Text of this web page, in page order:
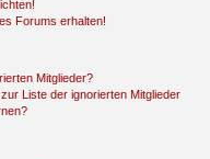
Forums erhalten!
Mitglieder?
Liste der ignorierten Mitglieder